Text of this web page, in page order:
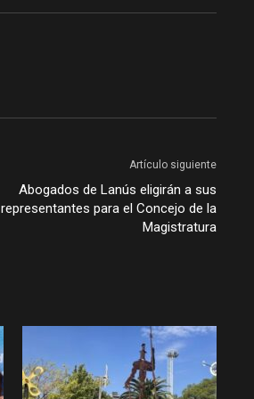
Artículo siguiente
Abogados de Lanús eligirán a sus
representantes para el Concejo de la
Magistratura